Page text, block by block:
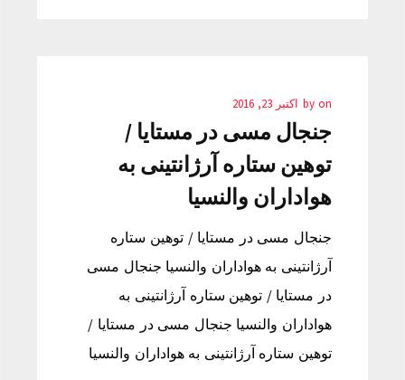
by on اکتبر 23, 2016
جنجال مسی در مستایا /
توهین ستاره آرژانتینی به
هواداران والنسیا
جنجال مسی در مستایا / توهین ستاره
آرژانتینی به هواداران والنسیا جنجال مسی
در مستایا / توهین ستاره آرژانتینی به
هواداران والنسیا جنجال مسی در مستایا /
توهین ستاره آرژانتینی به هواداران والنسیا